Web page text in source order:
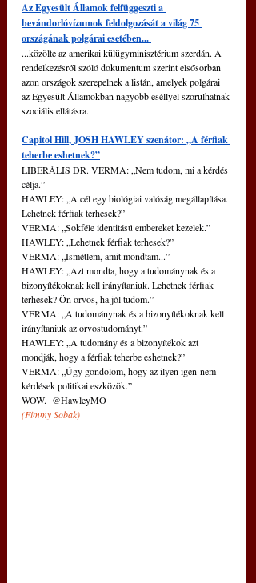
Az Egyesült Államok felfüggeszti a
bevándorlóvízumok feldolgozását a világ 75
országának polgárai esetében...
...közölte az amerikai külügyminisztérium szerdán. A
rendelkezésről szóló dokumentum szerint elsősorban
azon országok szerepelnek a listán, amelyek polgárai
az Egyesült Államokban nagyobb eséllyel szorulhatnak
szociális ellátásra.
Capitol Hill, JOSH HAWLEY szenátor: „A férfiak
teherbe eshetnek?”
LIBERÁLIS DR. VERMA: „Nem tudom, mi a kérdés
célja.”
HAWLEY: „A cél egy biológiai valóság megállapítása.
Lehetnek férfiak terhesek?”
VERMA: „Sokféle identitású embereket kezelek.”
HAWLEY: „Lehetnek férfiak terhesek?”
VERMA: „Ismétlem, amit mondtam...”
HAWLEY: „Azt mondta, hogy a tudománynak és a
bizonyítékoknak kell irányítaniuk. Lehetnek férfiak
terhesek? Ön orvos, ha jól tudom.”
VERMA: „A tudománynak és a bizonyítékoknak kell
irányítaniuk az orvostudományt.”
HAWLEY: „A tudomány és a bizonyítékok azt
mondják, hogy a férfiak teherbe eshetnek?”
VERMA: „Úgy gondolom, hogy az ilyen igen-nem
kérdések politikai eszközök.”
WOW.  @HawleyMO
(Fimmy Sobak)